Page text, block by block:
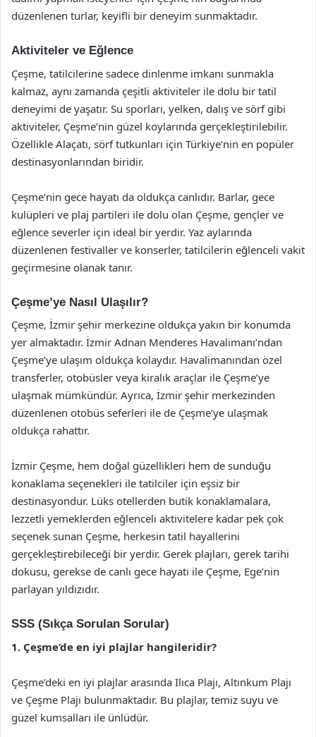
düzenlenen turlar, keyifli bir deneyim sunmaktadır.
Aktiviteler ve Eğlence
Çeşme, tatilcilerine sadece dinlenme imkanı sunmakla
kalmaz, aynı zamanda çeşitli aktiviteler ile dolu bir tatil
deneyimi de yaşatır. Su sporları, yelken, dalış ve sörf gibi
aktiviteler, Çeşme’nin güzel koylarında gerçekleştirilebilir.
Özellikle Alaçatı, sörf tutkunları için Türkiye’nin en popüler
destinasyonlarından biridir.
Çeşme’nin gece hayatı da oldukça canlıdır. Barlar, gece
kulüpleri ve plaj partileri ile dolu olan Çeşme, gençler ve
eğlence severler için ideal bir yerdir. Yaz aylarında
düzenlenen festivaller ve konserler, tatilcilerin eğlenceli vakit
geçirmesine olanak tanır.
Çeşme’ye Nasıl Ulaşılır?
Çeşme, İzmir şehir merkezine oldukça yakın bir konumda
yer almaktadır. İzmir Adnan Menderes Havalimanı’ndan
Çeşme’ye ulaşım oldukça kolaydır. Havalimanından özel
transferler, otobüsler veya kiralık araçlar ile Çeşme’ye
ulaşmak mümkündür. Ayrıca, İzmir şehir merkezinden
düzenlenen otobüs seferleri ile de Çeşme’ye ulaşmak
oldukça rahattır.
İzmir Çeşme, hem doğal güzellikleri hem de sunduğu
konaklama seçenekleri ile tatilciler için eşsiz bir
destinasyondur. Lüks otellerden butik konaklamalara,
lezzetli yemeklerden eğlenceli aktivitelere kadar pek çok
seçenek sunan Çeşme, herkesin tatil hayallerini
gerçekleştirebileceği bir yerdir. Gerek plajları, gerek tarihi
dokusu, gerekse de canlı gece hayatı ile Çeşme, Ege’nin
parlayan yıldızıdır.
SSS (Sıkça Sorulan Sorular)
1. Çeşme’de en iyi plajlar hangileridir?
Çeşme’deki en iyi plajlar arasında Ilıca Plajı, Altınkum Plajı
ve Çeşme Plajı bulunmaktadır. Bu plajlar, temiz suyu ve
güzel kumsalları ile ünlüdür.